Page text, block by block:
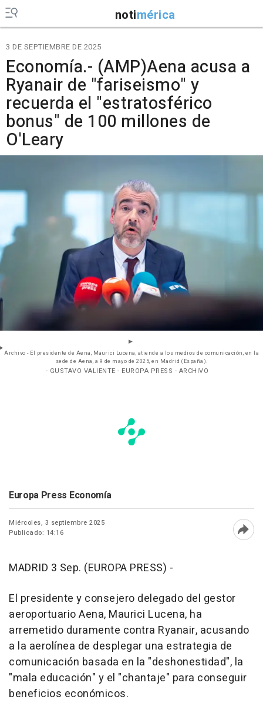
notimérica
3 DE SEPTIEMBRE DE 2025
Economía.- (AMP)Aena acusa a
Ryanair de "fariseismo" y
recuerda el "estratosférico
bonus" de 100 millones de
O'Leary
Archivo - El presidente de Aena, Maurici Lucena, atiende a los medios de comunicación, en la
sede de Aena, a 9 de mayo de 2025, en Madrid (España).
- GUSTAVO VALIENTE - EUROPA PRESS - ARCHIVO
Europa Press Economía
Miércoles, 3 septiembre 2025
Publicado: 14:16
MADRID 3 Sep. (EUROPA PRESS) -
El presidente y consejero delegado del gestor
aeroportuario Aena, Maurici Lucena, ha
arremetido duramente contra Ryanair, acusando
a la aerolínea de desplegar una estrategia de
comunicación basada en la "deshonestidad", la
"mala educación" y el "chantaje" para conseguir
beneficios económicos.